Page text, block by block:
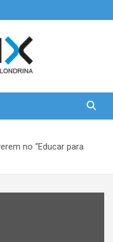
no “Educar para